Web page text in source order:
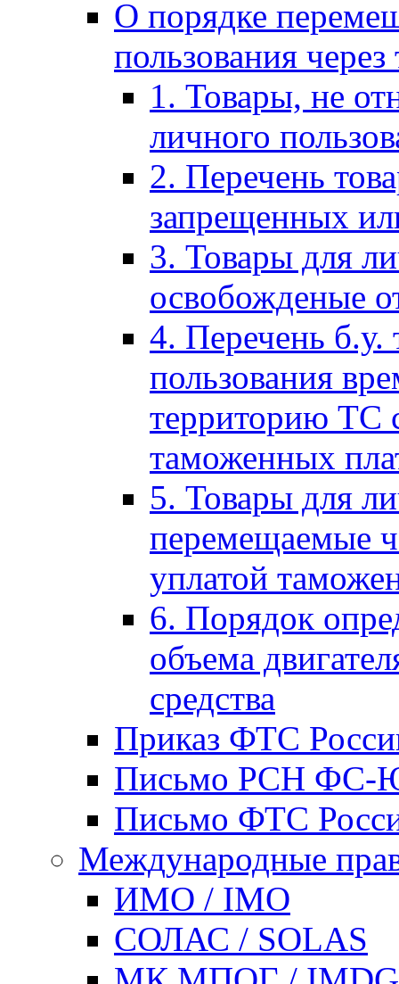
О порядке
пользования
1. Товары, не
личного
2. Перечень
запрещенных
3. Товары для
освобожденые
4. Перечень б.у.
пользования
территорию ТС
таможенных
5. Товары для
перемещаемые
уплатой
6. Порядок
объема
средства
Приказ ФТС
Письмо РСН ФС-
Письмо ФТС
Международные
ИМО / IMO
СОЛАС / SOLAS